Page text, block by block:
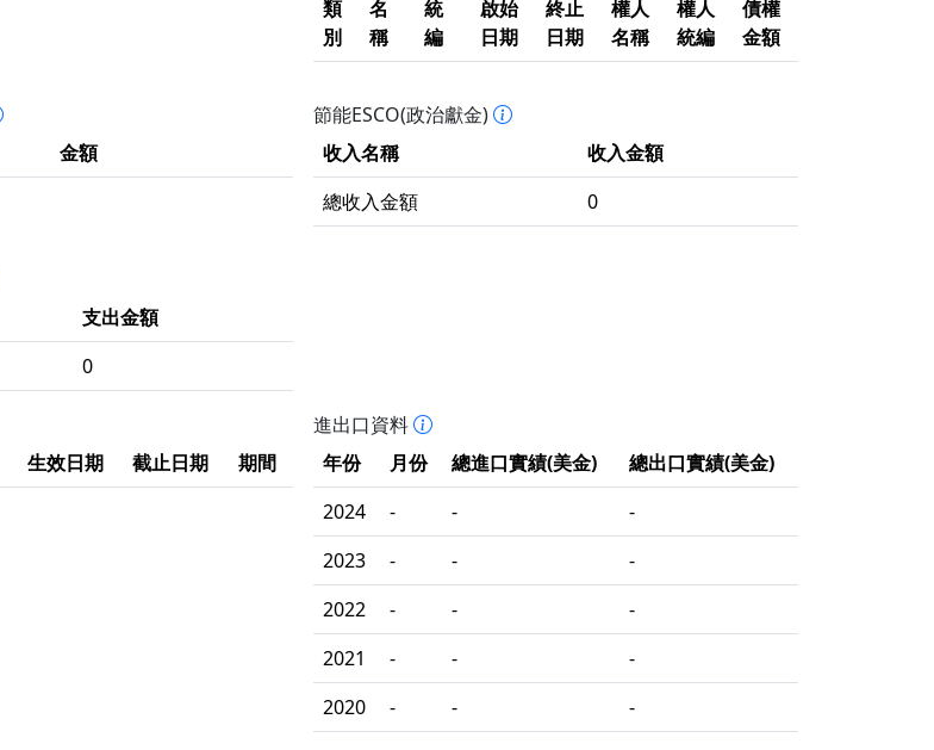
類
別
名
稱
統
編
啟始
日期
終止
日期
權人
名稱
權人
統編
債權
金額
金額
節能ESCO(政治獻金)
收入名稱
收入金額
總收入金額
0
支出金額
0
生效日期 截止日期 期間
進出口資料
年份
月份 總進口實績(美金)
總出口實績(美金)
2024
- -
-
2023
- -
-
2022
- -
-
2021
- -
-
2020
- - -